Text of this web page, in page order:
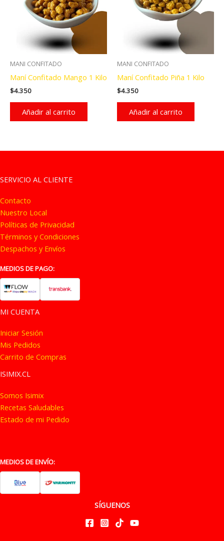
MANI CONFITADO
Maní Confitado Mango 1 Kilo
$4.350
Añadir al carrito
MANI CONFITADO
Maní Confitado Piña 1 Kilo
$4.350
Añadir al carrito
SERVICIO AL CLIENTE
Contacto
Nuestro Local
Políticas de Privacidad
Términos y Condiciones
Despachos y Envíos
MEDIOS DE PAGO:
MI CUENTA
Iniciar Sesión
Mis Pedidos
Carrito de Compras
ISIMIX.CL
Somos Isimix
Recetas Saludables
Estado de mi Pedido
MEDIOS DE ENVÍO:
SÍGUENOS